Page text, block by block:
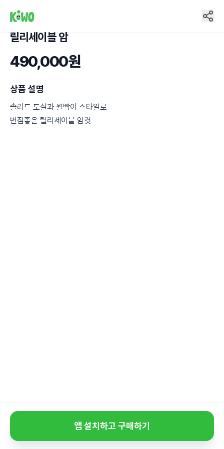
릴리세이블 암
490,000원
상품 설명
솔리드 도살과 월빡이 스타일로
번짐좋은 릴리세이블 암컷
앱 설치하고 구매하기